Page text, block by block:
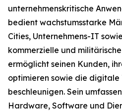
unternehmenskritische
bedient wachstumsstarke
Cities, Unternehmens-IT
kommerzielle und
ermöglicht seinen Kunden,
optimieren sowie die digitale
beschleunigen. Sein
Hardware, Software und